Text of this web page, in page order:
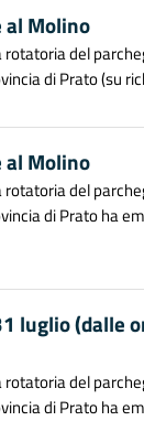
al Molino
del
di Prato (su
al Molino
del
di Prato ha
luglio (dalle
del
di Prato ha